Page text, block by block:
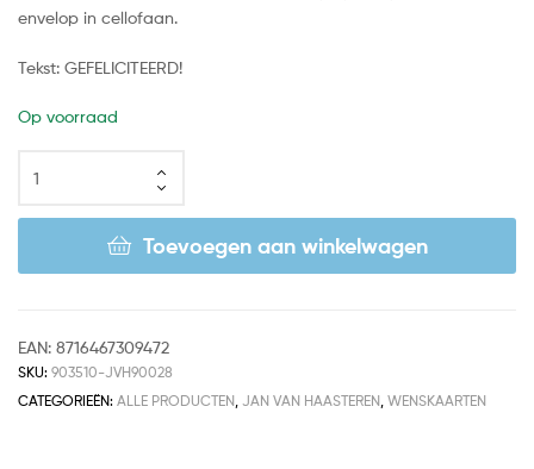
envelop in cellofaan.
Tekst: GEFELICITEERD!
Op voorraad
Toevoegen aan winkelwagen
EAN: 8716467309472
SKU: 903510-JVH90028
CATEGORIEËN: ALLE PRODUCTEN, JAN VAN HAASTEREN, WENSKAARTEN